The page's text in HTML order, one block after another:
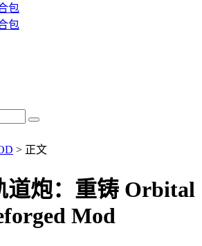
包
包
> 正文
道炮：重铸 Orbital
Mod